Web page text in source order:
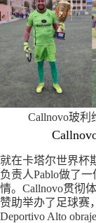
Callnovo玻
就在卡塔尔世界杯
负责人Pablo做了
情。Callnovo贯彻
赞助举办了足球赛
Deportivo Alto